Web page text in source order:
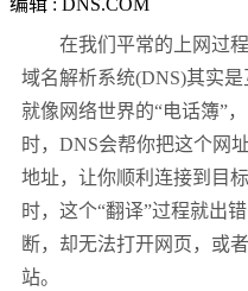
编辑 : DNS.COM
在我们平常的上网过程
域名解析系统(DNS)其实
就像网络世界的“电话簿”
时，DNS会帮你把这个网
地址，让你顺利连接到目
时，这个“翻译”过程就出
断，却无法打开网页，或
站。